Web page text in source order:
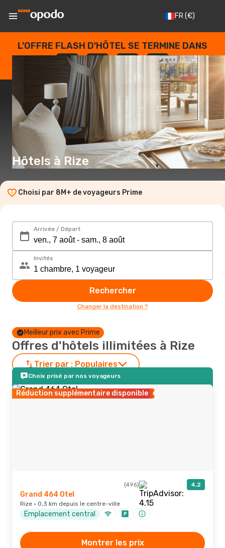
FR(€)
L'OFFRE FLASH D'HÔTEL SE TERMINE DANS
--
JOURS
: --
HEURES
: --
SECONDES
Hôtels à Rize
Choisi par 8M+ de voyageurs Prime
Arrivée / Départ
Invités
Rechercher
Changer la destination ?
Meilleur prix avec Prime
Offres d'hôtels illimitées à Rize
Trier par : Populaires
Choix prisé par nos voyageurs
Réduction supplémentaire disponible
(496) 4,2
Grand 464 Otel
Rize · 0,3 km depuis le centre-ville
Emplacement central
Montrer les prix